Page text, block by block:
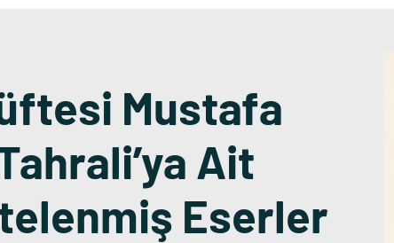
Mustafa
Ait
Eserler